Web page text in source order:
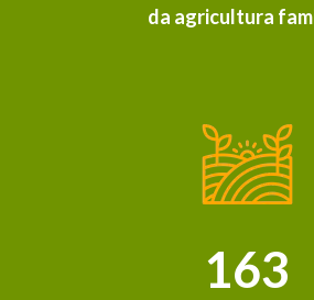
da agricultura
163